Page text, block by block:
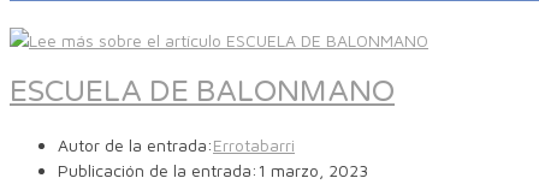
ESCUELA DE BALONMANO
Autor de la entrada:Errotabarri
Publicación de la entrada: 1 marzo, 2023